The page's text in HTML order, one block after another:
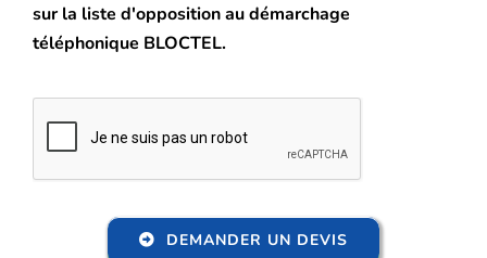
sur la liste d'opposition au démarchage
téléphonique BLOCTEL.
DEMANDER UN DEVIS